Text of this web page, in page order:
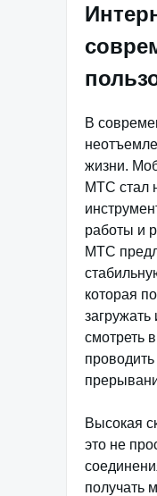
В
жизни.
МТС стал
работы и
МТС
которая
смотреть
Высокая
это не
получать